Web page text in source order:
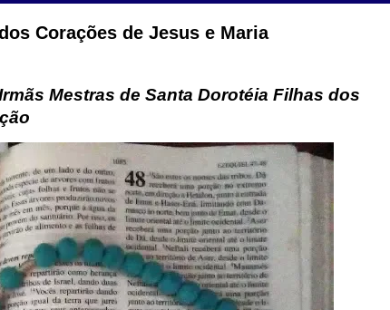
Corações de Jesus e Maria
Mestras de Santa Dorotéia Filhas dos